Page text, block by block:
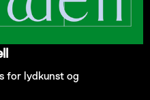
for lydkunst og